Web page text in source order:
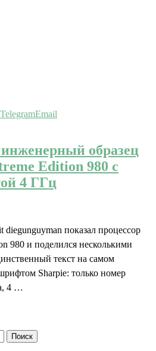
TelegramEmail
образец
Edition 980 с
4 ГГц
diegunguyman показал процессор
980 и поделился несколькими
текст на самом
Sharpie: только номер
4 …
Поиск